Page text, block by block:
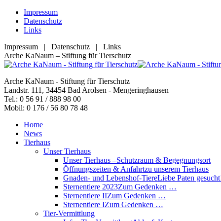
Zum
Inhalt
springen
Impressum
Datenschutz
Links
Impressum | Datenschutz | Links
Facebook
page
in
new
window
YouTube
page
in
new
window
RSS
page
in
new
window
E-
Mail
opens
in
new
window
Arche KaNaum – Stiftung für Tierschutz
Arche KaNaum - Stiftung für Tierschutz
Landstr. 111, 34454 Bad Arolsen - Mengeringhausen
Tel.: 0 56 91 / 888 98 00
Mobil: 0 176 / 56 80 78 48
Home
News
Tierhaus
Unser Tierhaus
Unser Tierhaus –Schutzraum & Begegnungsort
Öffnungszeiten & Anfahrtzu unserem Tierhaus
Gnaden- und Lebenshof-TiereLiebe Paten
Sternentiere 2023Zum Gedenken …
Sternentiere IIZum Gedenken …
Sternentiere IZum Gedenken …
Tier-Vermittlung